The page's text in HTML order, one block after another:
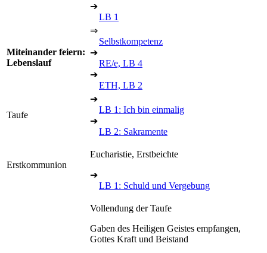
➔
LB 1
Miteinander feiern:
Lebenslauf
⇒
Selbstkompetenz
➔
RE/e, LB 4
➔
ETH, LB 2
Taufe
➔
LB 1: Ich bin einmalig
➔
LB 2: Sakramente
Erstkommunion
Eucharistie, Erstbeichte
➔
LB 1: Schuld und Vergebung
Vollendung der Taufe
Gaben des Heiligen Geistes empfangen,
Gottes Kraft und Beistand